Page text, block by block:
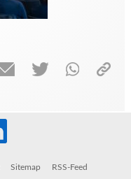
Sitemap RSS-Feed